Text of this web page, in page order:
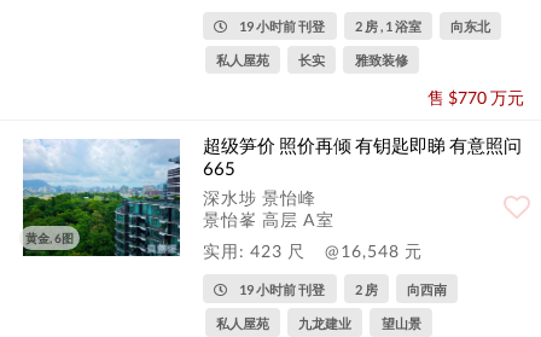
19 小时前 刊登 2 房 , 1 浴室 向东北
私人屋苑 长实 雅致装修
售 $770 万元
黄金, 6图
超级笋价 照价再倾 有钥匙即睇 有意照问
665
深水埗 景怡峰
景怡峯 高层 A室
实用: 423 尺
@16,548 元
19 小时前 刊登 2 房 向西南
私人屋苑 九龙建业 望山景